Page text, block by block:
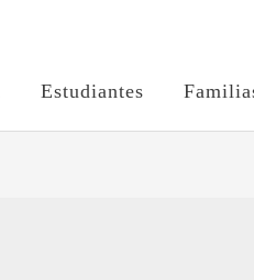
Estudiantes